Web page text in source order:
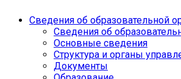
Сведения об образовательной
Сведения об
Основные сведения
Структура и органы
Документы